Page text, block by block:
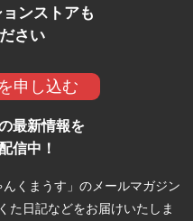
ンストアも
さい
申し込む
最新情報を
信中！
くまうす」のメールマガジン
た日記などをお届けいたしま